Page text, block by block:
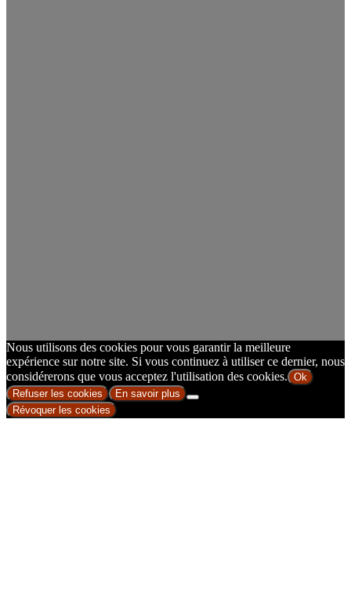
Nous utilisons des cookies pour vous garantir la meilleure
expérience sur notre site. Si vous continuez à utiliser ce dernier, nous
considérerons que vous acceptez l'utilisation des cookies. Ok
Refuser les cookies
En savoir plus
Révoquer les cookies